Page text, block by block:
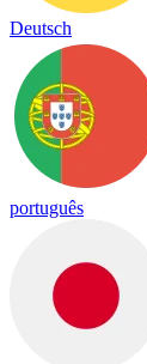
Deutsch
português